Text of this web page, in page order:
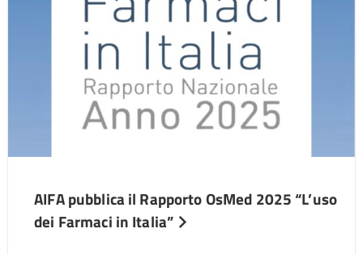
AIFA pubblica il Rapporto OsMed 2025 “L’uso
dei Farmaci in Italia”